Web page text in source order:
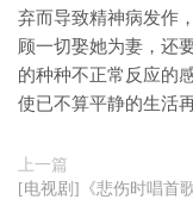
弃而导致精神病发作
顾一切娶她为妻，还
的种种不正常反应的
使已不算平静的生活
上一篇
[电视剧]《悲伤时唱首